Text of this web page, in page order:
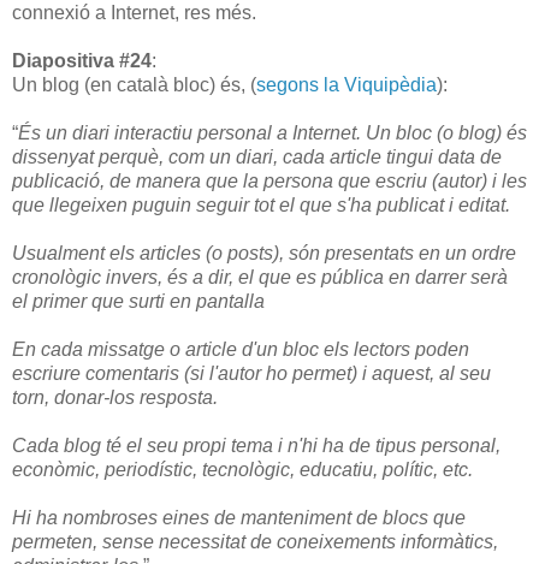
connexió a Internet, res més.
Diapositiva #24:
Un blog (en català bloc) és, (segons la Viquipèdia):
“És un diari interactiu personal a Internet. Un bloc (o blog) és
dissenyat perquè, com un diari, cada article tingui data de
publicació, de manera que la persona que escriu (autor) i les
que llegeixen puguin seguir tot el que s'ha publicat i editat.
Usualment els articles (o posts), són presentats en un ordre
cronològic invers, és a dir, el que es pública en darrer serà
el primer que surti en pantalla
En cada missatge o article d'un bloc els lectors poden
escriure comentaris (si l'autor ho permet) i aquest, al seu
torn, donar-los resposta.
Cada blog té el seu propi tema i n'hi ha de tipus personal,
econòmic, periodístic, tecnològic, educatiu, polític, etc.
Hi ha nombroses eines de manteniment de blocs que
permeten, sense necessitat de coneixements informàtics,